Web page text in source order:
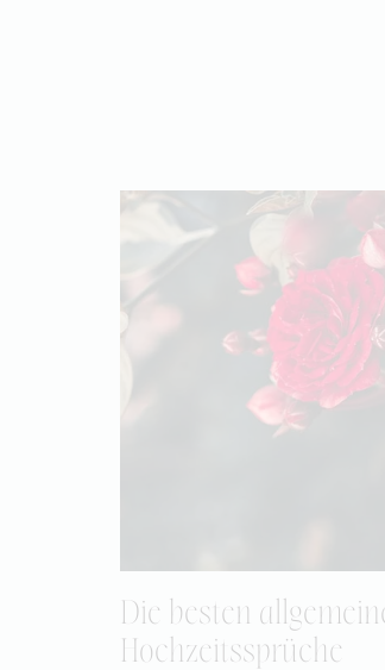
Die besten
Hochzeitssprüche